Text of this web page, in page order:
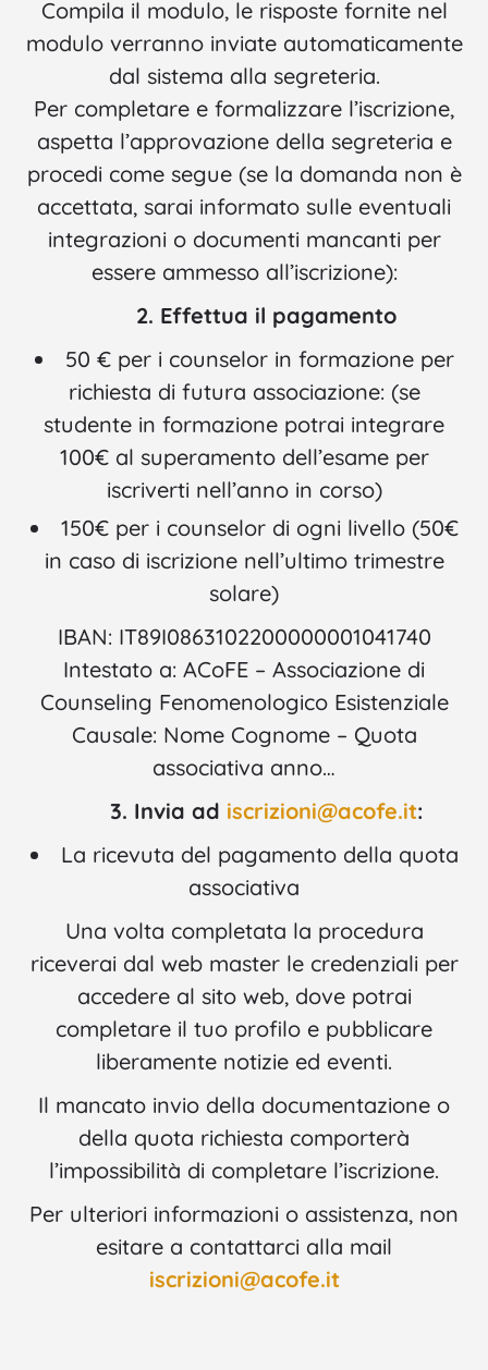
Compila il modulo, le risposte fornite nel
modulo verranno inviate automaticamente
dal sistema alla segreteria.
Per completare e formalizzare l’iscrizione,
aspetta l’approvazione della segreteria e
procedi come segue (se la domanda non è
accettata, sarai informato sulle eventuali
integrazioni o documenti mancanti per
essere ammesso all’iscrizione):
2. Effettua il pagamento
50 € per i counselor in formazione per
richiesta di futura associazione: (se
studente in formazione potrai integrare
100€ al superamento dell’esame per
iscriverti nell’anno in corso)
150€ per i counselor di ogni livello (50€
in caso di iscrizione nell’ultimo trimestre
solare)
IBAN: IT89I0863102200000001041740
Intestato a: ACoFE – Associazione di
Counseling Fenomenologico Esistenziale
Causale: Nome Cognome – Quota
associativa anno…
3. Invia ad iscrizioni@acofe.it:
La ricevuta del pagamento della quota
associativa
Una volta completata la procedura
riceverai dal web master le credenziali per
accedere al sito web, dove potrai
completare il tuo profilo e pubblicare
liberamente notizie ed eventi.
Il mancato invio della documentazione o
della quota richiesta comporterà
l’impossibilità di completare l’iscrizione.
Per ulteriori informazioni o assistenza, non
esitare a contattarci alla mail
iscrizioni@acofe.it